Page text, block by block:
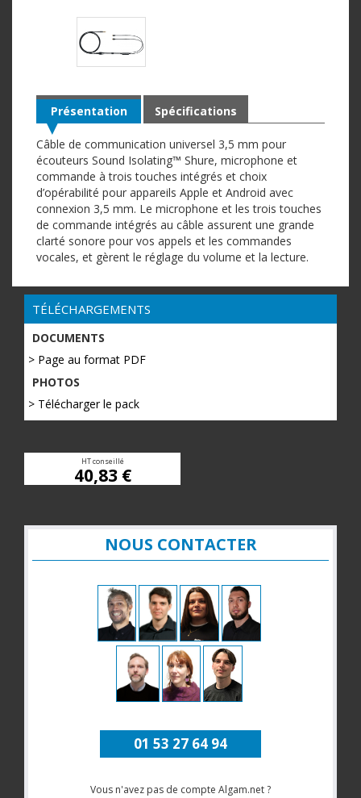
Présentation
Câble de communication universel 3,5 mm pour
écouteurs Sound Isolating™ Shure, microphone et
commande à trois touches intégrés et choix
d’opérabilité pour appareils Apple et Android avec
connexion 3,5 mm. Le microphone et les trois touches
de commande intégrés au câble assurent une grande
clarté sonore pour vos appels et les commandes
vocales, et gèrent le réglage du volume et la lecture.
Spécifications
TÉLÉCHARGEMENTS
DOCUMENTS
> Page au format PDF
PHOTOS
> Télécharger le pack
HT conseillé
40,83 €
NOUS CONTACTER
01 53 27 64 94
Vous n'avez pas de compte Algam.net ?